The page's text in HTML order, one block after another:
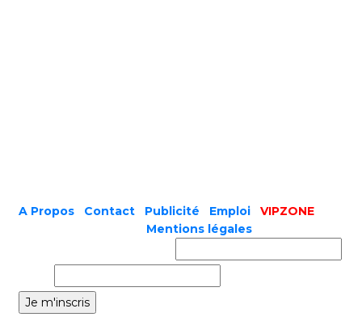
A Propos Contact Publicité Emploi
VIPZONE
Mentions légales